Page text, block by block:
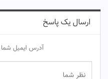
ارسال یک پاسخ
آدرس ایمیل